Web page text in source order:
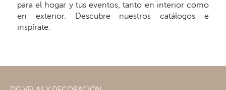
para el hogar y tus eventos, tanto en interior como
en exterior. Descubre nuestros catálogos e
inspírate.